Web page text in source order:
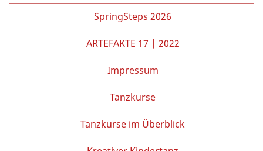
Partner/Freunde
Kontakt
SpringSteps 2026
ARTEFAKTE 17 | 2022
Impressum
Tanzkurse
Tanzkurse im Überblick